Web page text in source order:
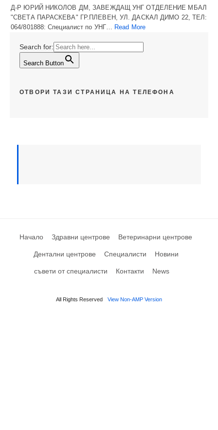
Д-Р ЮРИЙ НИКОЛОВ ДМ, ЗАВЕЖДАЩ УНГ ОТДЕЛЕНИЕ МБАЛ
"СВЕТА ПАРАСКЕВА" ГР.ПЛЕВЕН, УЛ. ДАСКАЛ ДИМО 22, ТЕЛ:
064/801888: Специалист по УНГ… Read More
Search for:
Search Button
ОТВОРИ ТАЗИ СТРАНИЦА НА ТЕЛЕФОНА
Начало Здравни центрове Ветеринарни центрове
Дентални центрове Специалисти Новини
съвети от специалисти Контакти News
All Rights Reserved View Non-AMP Version